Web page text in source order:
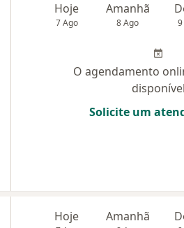
Hoje
7 Ago
Amanhã
8 Ago
O agendamento
disponível
Solicite um
Hoje Amanhã